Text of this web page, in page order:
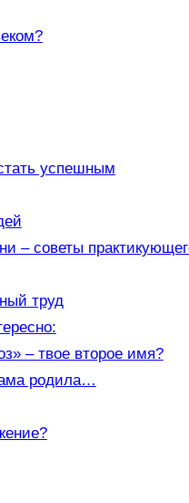
успешным
– советы
труд
– твое второе имя?
родила…